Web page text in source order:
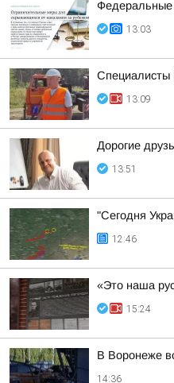
Федеральные
13:03
Специалисты
13:09
Дорогие
13:51
"Сегодня
12:46
«Это наша
15:24
В Воронеже
14:36